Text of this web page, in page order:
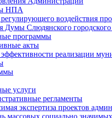
НПА
воздействия
Думы Слюдянского городского
программы
акты
реализации
услуги
регламенты
экспертиза проектов
массовых социально